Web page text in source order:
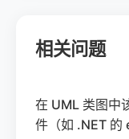
相关问题
在 UML 类图中
件（如 .NET 的